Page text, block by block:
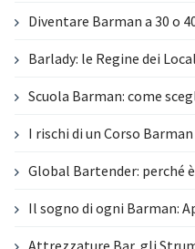
Diventare Barman a 30 o
Barlady: le Regine dei
Scuola Barman: come
I rischi di un Corso
Global Bartender: perché
Il sogno di ogni Barman:
Attrezzature Bar, gli